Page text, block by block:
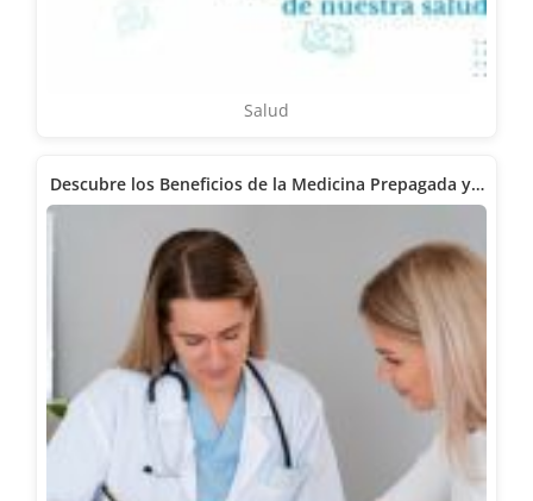
Salud
Descubre los Beneficios de la Medicina Prepagada y…